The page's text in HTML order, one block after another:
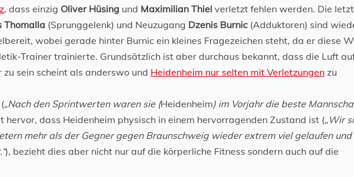
, dass einzig Oliver Hüsing und Maximilian Thiel verletzt fehlen werden. Die
Thomalla (Sprunggelenk) und Neuzugang Dzenis Burnic (Adduktoren) sind
wobei gerade hinter Burnic ein kleines Fragezeichen steht, da er diese
Trainer trainierte. Grundsätzlich ist aber durchaus bekannt, dass die Luft
sein scheint als anderswo und Heidenheim nur selten mit Verletzungen zu
Nach den Sprintwerten waren sie (Heidenheim) im Vorjahr die beste
hervor, dass Heidenheim physisch in einem hervorragenden Zustand ist („Wir
mehr als der Gegner gegen Braunschweig wieder extrem viel gelaufen und
), bezieht dies aber nicht nur auf die körperliche Fitness sondern auch auf die